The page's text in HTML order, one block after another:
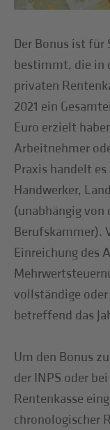
Der Bonus ist
bestimmt, die in
privaten
2021 ein
Euro erzielt
Arbeitnehmer
Praxis handelt
Handwerker,
(unabhängig von
Berufskammer).
Einreichung des
vollständige
betreffend das
Um den Bonus
der INPS oder
Rentenkasse
chronologischer